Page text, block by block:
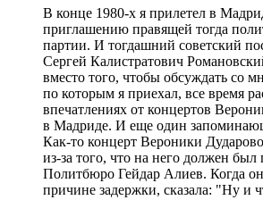
В конце 1980-х я прилетел в
приглашению правящей тогда
партии. И тогдашний советский
Сергей Калистратович
вместо того, чтобы обсуждать со
по которым я приехал, все время
впечатлениях от концертов
в Мадриде. И еще один
Как-то концерт Вероники
из-за того, что на него должен был
Политбюро Гейдар Алиев. Когда
причине задержки, сказала: "Ну и